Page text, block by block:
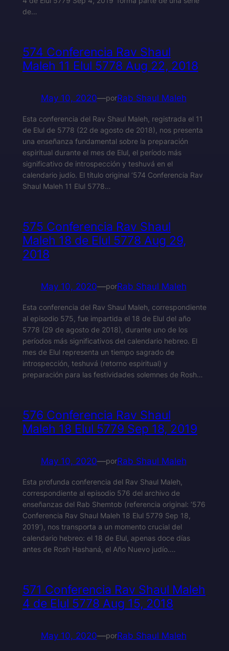
de…
574 Conferencia Rav Shaul
Maleh 11 Elul 5778 Aug 22, 2018
May 10, 2020—porRab Shaul Maleh
Esta conferencia del Rav Shaul Maleh, registrada el 11
de Elul de 5778 (22 de agosto de 2018), nos presenta
una enseñanza fundamental sobre la preparación
espiritual durante el mes de Elul, el período más
significativo de introspección y teshuvá en el
calendario judío. El título original ‘574 Conferencia Rav
Shaul Maleh 11 Elul 5778…
575 Conferencia Rav Shaul
Maleh 18 de Elul 5778 Aug 29,
2018
May 10, 2020—porRab Shaul Maleh
Esta conferencia del Rav Shaul Maleh, correspondiente
al episodio 575, fue impartida el 18 de Elul del año
5778 (29 de agosto de 2018), durante uno de los
períodos más significativos del calendario hebreo. El
mes de Elul representa un tiempo sagrado de
introspección, teshuvá (retorno espiritual) y
preparación para las festividades solemnes de Rosh…
576 Conferencia Rav Shaul
Maleh 18 Elul 5779 Sep 18, 2019
May 10, 2020—porRab Shaul Maleh
Esta profunda conferencia del Rav Shaul Maleh,
correspondiente al episodio 576 del archivo de
enseñanzas del Rab Shemtob (referencia original: ‘576
Conferencia Rav Shaul Maleh 18 Elul 5779 Sep 18,
2019’), nos transporta a un momento crucial del
calendario hebreo: el 18 de Elul, apenas doce días
antes de Rosh Hashaná, el Año Nuevo judío.…
571 Conferencia Rav Shaul Maleh
4 de Elul 5778 Aug 15, 2018
May 10, 2020—porRab Shaul Maleh